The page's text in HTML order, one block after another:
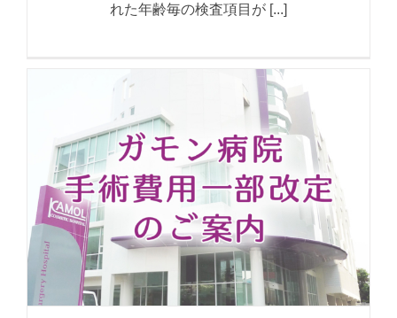
れた年齢毎の検査項目が [...]